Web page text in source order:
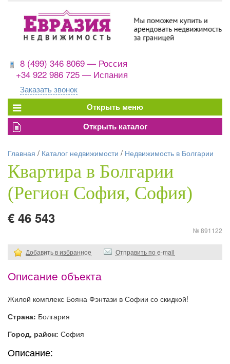
8 (499) 346 8069 — Россия
+34 922 986 725 — Испания
Заказать звонок
Главная / Каталог недвижимости / Недвижимость в Болгарии
Квартира в Болгарии
(Регион София, София)
€ 46 543
№ 891122
Добавить в избранное Отправить по e-mail
Описание объекта
Жилой комплекс Бояна Фэнтази в Софии со скидкой!
Страна: Болгария
Город, район: София
Описание: